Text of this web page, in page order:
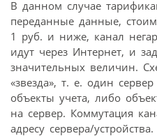
В данном случае
переданные данные,
1 руб. и ниже, канал
идут через Интернет, и
значительных величин.
«звезда», т. е. один
объекты учета, либо
на сервер. Коммутация
адресу сервера/устройства.